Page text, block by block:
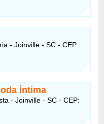
- Joinville - SC - CEP:
Íntima
- Joinville - SC - CEP: